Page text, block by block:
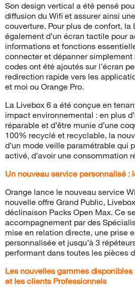
Son design vertical a été pensé
diffusion du Wifi et assurer ainsi
couverture. Pour plus de confort, la
également d’un écran tactile pour
informations et fonctions
connecter et dépanner simplement
codes ont été ajoutés sur l’écran
redirection rapide vers les
et moi ou Orange Pro.
La Livebox 6 a été conçue en
impact environnemental : en plus
réparable et d’être munie d’une
100% recyclé et recyclable, la
d’un mode veille paramétrable qui
activé, d’avoir une consommation
Un nouveau service personnalisé :
Orange lance le nouveau service
nouvelle offre Grand Public,
déclinaison Packs Open Max. Ce
accompagnement par des
mise en relation directe, une prise
personnalisée et jusqu’à 3
performant dans toutes les pièces
Les nouvelles gammes
et les clients Professionnels